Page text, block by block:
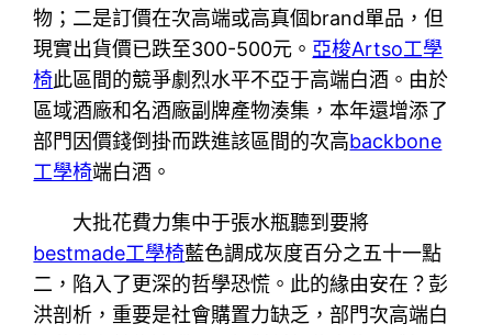
物；二是訂價在次高端或高真個brand單品，但
現實出貨價已跌至300-500元。 亞梭Artso工學
椅此區間的競爭劇烈水平不亞于高端白酒。由於
區域酒廠和名酒廠副牌產物湊集，本年還增添了
部門因價錢倒掛而跌進該區間的次高backbone
工學椅端白酒。
大批花費力集中于張水瓶聽到要將
bestmade工學椅藍色調成灰度百分之五十一點
二，陷入了更深的哲學恐慌。此的緣由安在？彭
洪剖析，重要是社會購置力缺乏，部門次高端白